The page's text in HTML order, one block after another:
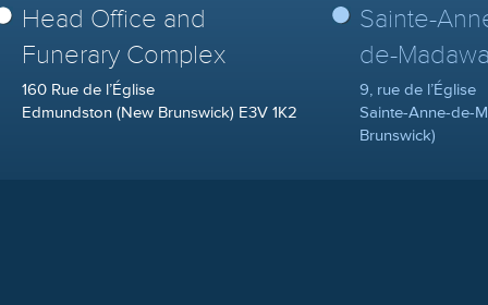
Head Office and
Funerary Complex
160 Rue de l’Église
Edmundston (New Brunswick) E3V 1K2
Sainte-
de-
9, rue de l’Église
Sainte-Anne-de-
Brunswick)